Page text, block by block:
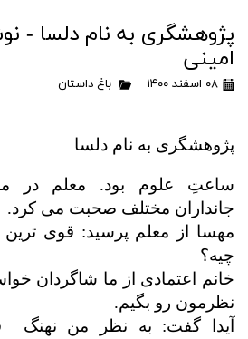
پژوهشگری به نام دلسا -
امینی
۰۸ اسفند ۱۴۰۰ باغ داستان
پژوهشگری به نام دلسا
ساعتِ علوم بود. معلم در
جانداران مختلف صحبت می کرد.
مهسا از معلم پرسید: قوی
چیه؟
خانم اعتمادی از ما شاگردان
نظرمون رو بگیم.
آیدا گفت: به نظر من نهنگ